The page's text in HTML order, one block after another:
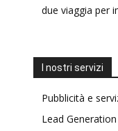
due viaggia per
I nostri servizi
Pubblicità e
Lead Generation